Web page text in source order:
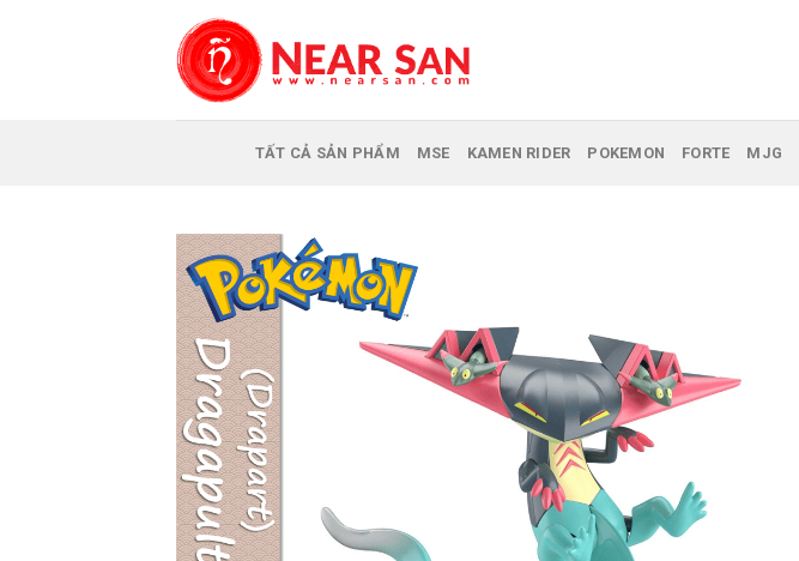
TẤT CẢ SẢN PHẨM MSE KAMEN RIDER POKEMON FORTE MJG